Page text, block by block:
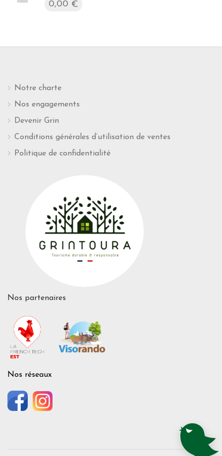
0,00 €
Notre charte
Nos engagements
Devenir Grin
Conditions générales d’utilisation de ventes
Politique de confidentialité
Nos partenaires
Nos réseaux